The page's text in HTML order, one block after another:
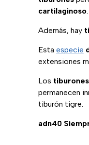
cartilaginoso
Además, hay
Esta especie
extensiones
Los tiburones
permanecen
tiburón tigre.
adn40